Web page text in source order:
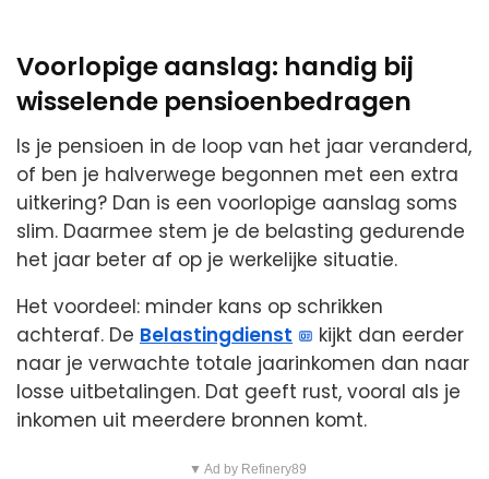
Voorlopige aanslag: handig bij
wisselende pensioenbedragen
Is je pensioen in de loop van het jaar veranderd,
of ben je halverwege begonnen met een extra
uitkering? Dan is een voorlopige aanslag soms
slim. Daarmee stem je de belasting gedurende
het jaar beter af op je werkelijke situatie.
Het voordeel: minder kans op schrikken
achteraf. De Belastingdienst
kijkt dan eerder
naar je verwachte totale jaarinkomen dan naar
losse uitbetalingen. Dat geeft rust, vooral als je
inkomen uit meerdere bronnen komt.
▼ Ad by Refinery89